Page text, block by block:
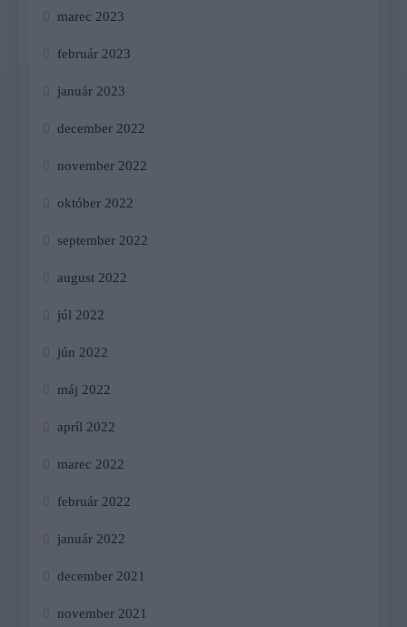
marec 2023
február 2023
január 2023
december 2022
november 2022
október 2022
september 2022
august 2022
júl 2022
jún 2022
máj 2022
apríl 2022
marec 2022
február 2022
január 2022
december 2021
november 2021